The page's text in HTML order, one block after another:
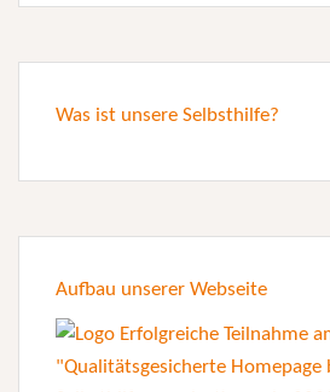
Was ist unsere Selbsthilfe?
Aufbau unserer Webseite